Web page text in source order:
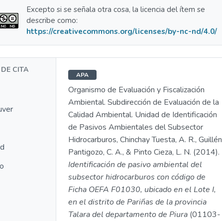
Excepto si se señala otra cosa, la licencia del ítem se
describe como:
https://creativecommons.org/licenses/by-nc-nd/4.0/
CITA
APA
Organismo de Evaluación y Fiscalización
Ambiental. Subdirección de Evaluación de la
Calidad Ambiental. Unidad de Identificación
de Pasivos Ambientales del Subsector
Hidrocarburos, Chinchay Tuesta, A. R., Guillén
Pantigozo, C. A., & Pinto Cieza, L. N. (2014).
Identificación de pasivo ambiental del
subsector hidrocarburos con código de
Ficha OEFA F01030, ubicado en el Lote I,
en el distrito de Pariñas de la provincia
Talara del departamento de Piura (01103-